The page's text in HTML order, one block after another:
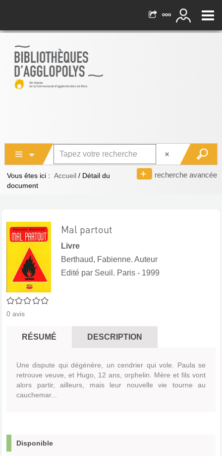
recherche avancée
Vous êtes ici : Accueil / Détail du
document
0/5
0 avis
Mal partout
Livre
Berthaud, Fabienne. Auteur
Edité par Seuil. Paris - 1999
RÉSUMÉ DESCRIPTION
Une dispute qui dégénère, un cendrier qui vole. Paula se
retrouve veuve, et Hugo, 12 ans, orphelin. Mère et fils vont
alors partir, ailleurs, mais leur nouvelle vie tourne au
cauchemar...
Disponible